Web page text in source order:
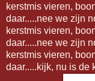
kerstmis vieren,
daar.....nee we zijn
kerstmis vieren,
daar.....nee we zijn
kerstmis vieren,
daar.....kijk, nu is de